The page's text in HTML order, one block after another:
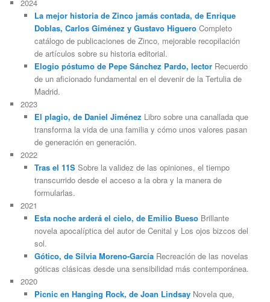
2024
La mejor historia de Zinco jamás contada, de Enrique
Doblas, Carlos Giménez y Gustavo HigueroCompleto
catálogo de publicaciones de Zinco, mejorable recopilación
de artículos sobre su historia editorial.
Elogio póstumo de Pepe Sánchez Pardo, lectorRecuerdo
de un aficionado fundamental en el devenir de la Tertulia de
Madrid.
2023
El plagio, de Daniel Jiménez Libro sobre una canallada que
transforma la vida de una familia y cómo unos valores pasan
de generación en generación.
2022
Tras el 11SSobre la validez de las opiniones, el tiempo
transcurrido desde el acceso a la obra y la manera de
formularlas.
2021
Esta noche arderá el cielo, de Emilio BuesoBrillante
novela apocalíptica del autor de Cenital y Los ojos bizcos del
sol.
Gótico, de Silvia Moreno-GarcíaRecreación de las novelas
góticas clásicas desde una sensibilidad más contemporánea.
2020
Picnic en Hanging Rock, de Joan LindsayNovela que,